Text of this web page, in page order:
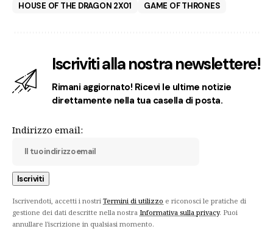
HOUSE OF THE DRAGON 2X01
GAME OF THRONES
Iscriviti alla nostra newslettere!
Rimani aggiornato! Ricevi le ultime notizie
direttamente nella tua casella di posta.
Indirizzo email:
Iscrivendoti, accetti i nostri Termini di utilizzo e riconosci le pratiche di
gestione dei dati descritte nella nostra Informativa sulla privacy. Puoi
annullare l'iscrizione in qualsiasi momento.